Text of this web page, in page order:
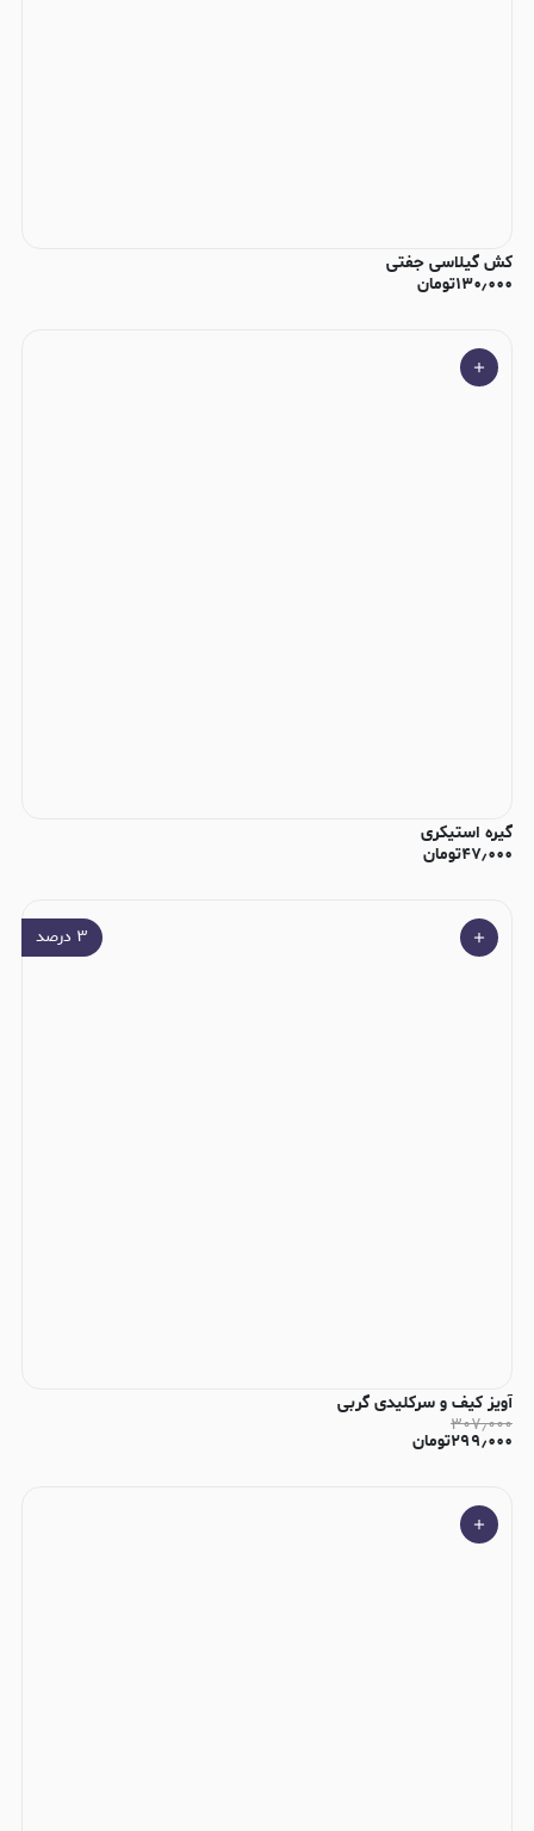
کش گیلاسی جفتی
۱۳۰٫۰۰۰تومان
گیره استیکری
۴۷٫۰۰۰تومان
۳ درصد
آویز کیف و سرکلیدی گربی
۳۰۷٫۰۰۰
۲۹۹٫۰۰۰تومان